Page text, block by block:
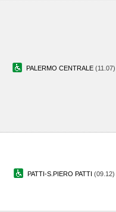
PALERMO CENTRALE (11.07)
PATTI-S.PIERO PATTI (09.12)